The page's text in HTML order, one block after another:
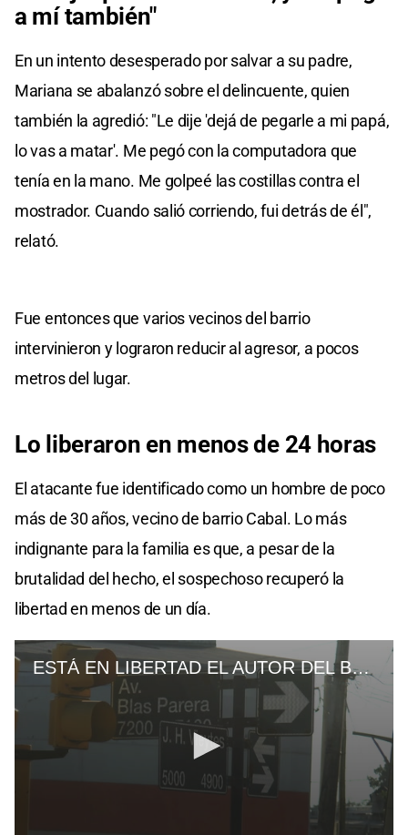
a mí también"
En un intento desesperado por salvar a su padre,
Mariana se abalanzó sobre el delincuente, quien
también la agredió: "Le dije 'dejá de pegarle a mi papá,
lo vas a matar'. Me pegó con la computadora que
tenía en la mano. Me golpeé las costillas contra el
mostrador. Cuando salió corriendo, fui detrás de él",
relató.
Fue entonces que varios vecinos del barrio
intervinieron y lograron reducir al agresor, a pocos
metros del lugar.
Lo liberaron en menos de 24 horas
El atacante fue identificado como un hombre de poco
más de 30 años, vecino de barrio Cabal. Lo más
indignante para la familia es que, a pesar de la
brutalidad del hecho, el sospechoso recuperó la
libertad en menos de un día.